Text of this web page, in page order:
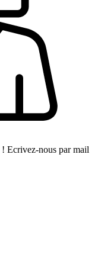
Ecrivez-nous par mail